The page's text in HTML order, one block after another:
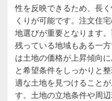
性を反映できるため、長
くりが可能です。注文住
地選びが重要となります
残っている地域もある一
は土地の価格が上昇傾向
と希望条件をしっかりと
適な土地を見つけること
す。土地の立地条件や周